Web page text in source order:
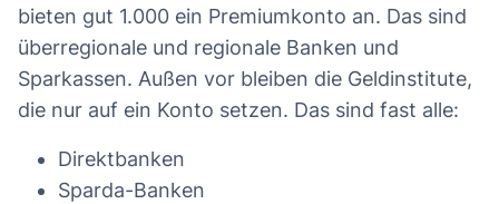
bieten gut 1.000 ein Premiumkonto an. Das sind
überregionale und regionale Banken und
Sparkassen. Außen vor bleiben die Geldinstitute,
die nur auf ein Konto setzen. Das sind fast alle:
Direktbanken
Sparda-Banken